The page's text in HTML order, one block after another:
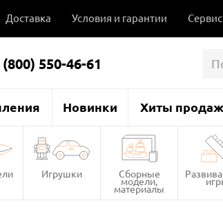
Доставка Условия и гарантии Сервис
550-46-61
Новинки Хиты продаж
Игрушки Сборные
модели,
материалы